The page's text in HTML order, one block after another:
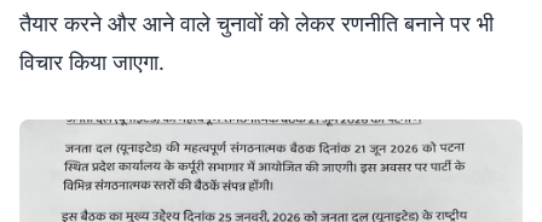
तैयार करने और आने वाले चुनावों को लेकर रणनीति बनाने पर भी
विचार किया जाएगा.